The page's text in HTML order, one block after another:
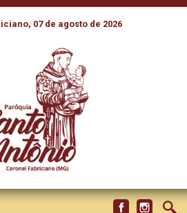
07 de agosto de 2026
BIASIN
DO TERCEIRO
ASSEMBLEIA
E RECORDA
EMÉRITOS DO